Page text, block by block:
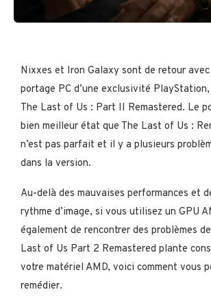
Nixxes et Iron Galaxy sont de retour
portage PC d’une exclusivité
The Last of Us : Part II Remastered. Le
bien meilleur état que The Last of Us :
n’est pas parfait et il y a plusieurs
dans la version.
Au-delà des mauvaises performances et
rythme d’image, si vous utilisez un GPU
également de rencontrer des problèmes
Last of Us Part 2 Remastered plante
votre matériel AMD, voici comment vous
remédier.